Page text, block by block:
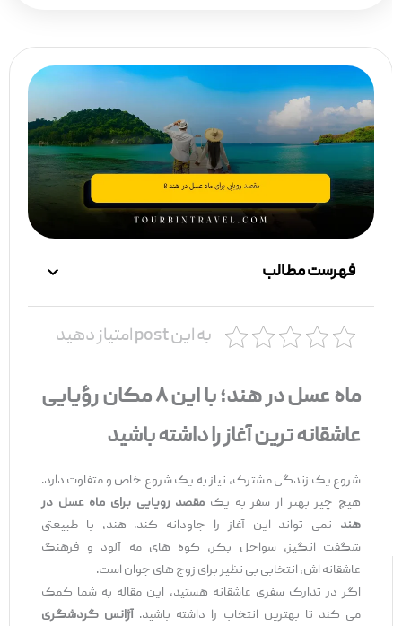
فهرست مطالب
به این post امتیاز دهید
ماه عسل در هند؛ با این ۸ مکان رؤیایی
عاشقانه‌ ترین آغاز را داشته باشید
شروع یک زندگی مشترک، نیاز به یک شروع خاص و متفاوت دارد.
هیچ‌ چیز بهتر از سفر به یکمقصد رویایی برای ماه عسل در
هندنمی ‌تواند این آغاز را جاودانه کند. هند، با طبیعتی
شگفت ‌انگیز، سواحل بکر، کوه‌ های مه ‌آلود و فرهنگ
عاشقانه ‌اش، انتخابی بی ‌نظیر برای زوج ‌های جوان است.
اگر در تدارک سفری عاشقانه هستید، این مقاله به شما کمک
می ‌کند تا بهترین انتخاب را داشته باشید.آژانس گردشگری